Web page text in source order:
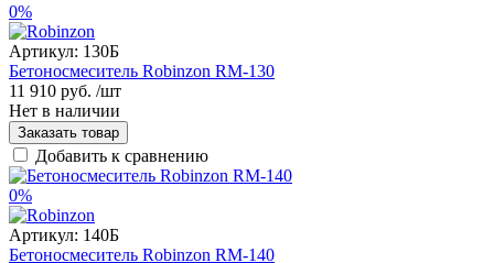
0%
Артикул: 130Б
Бетоносмеситель Robinzon RM-130
11 910 руб. /шт
Нет в наличии
Заказать товар
Добавить к сравнению
0%
Артикул: 140Б
Бетоносмеситель Robinzon RM-140